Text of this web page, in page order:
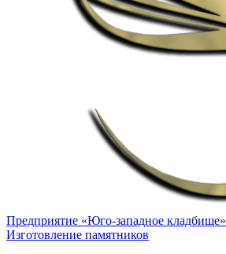
Предприятие «Юго-западное кладбище»
Изготовление памятников